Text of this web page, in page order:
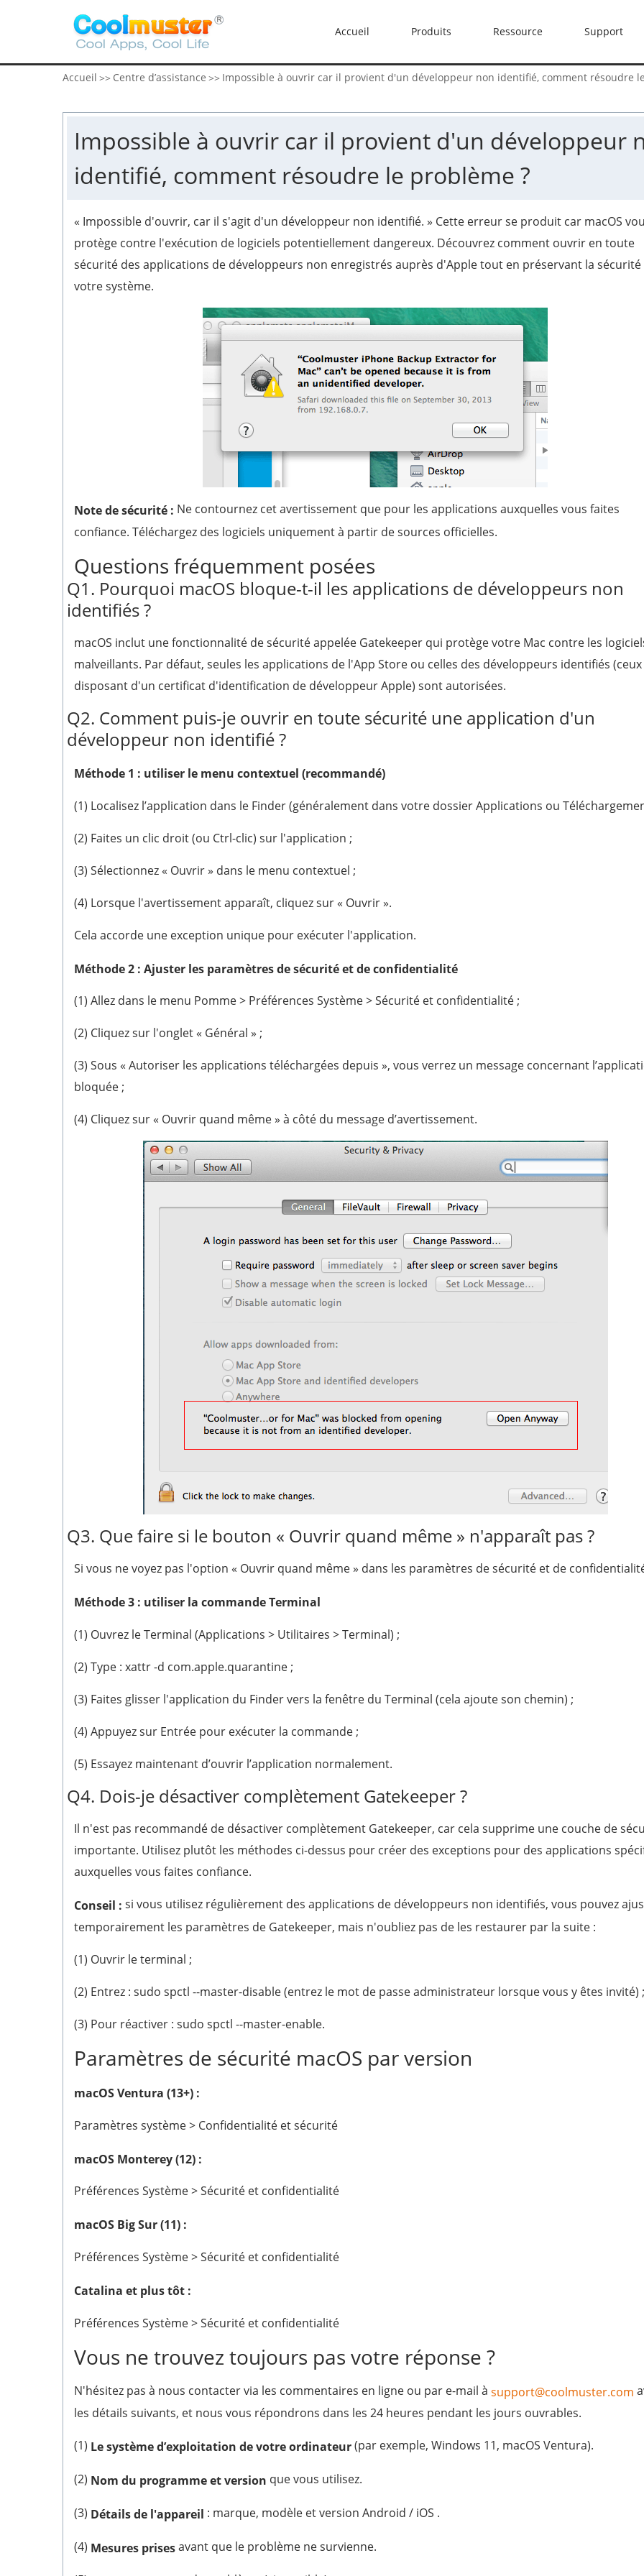
Accueil Produits Ressource Support
Accueil >> Centre d’assistance >> Impossible à ouvrir car il provient d'un développeur non identifié, comment résoudre
Impossible à ouvrir car il provient d'un développeur
identifié, comment résoudre le problème ?
« Impossible d'ouvrir, car il s'agit d'un développeur non identifié. » Cette erreur se produit car macOS
protège contre l'exécution de logiciels potentiellement dangereux. Découvrez comment ouvrir en toute
sécurité des applications de développeurs non enregistrés auprès d'Apple tout en préservant la sécurité
votre système.
Note de sécurité : Ne contournez cet avertissement que pour les applications auxquelles vous faites
confiance. Téléchargez des logiciels uniquement à partir de sources officielles.
Questions fréquemment posées
Q1. Pourquoi macOS bloque-t-il les applications de développeurs non
identifiés ?
macOS inclut une fonctionnalité de sécurité appelée Gatekeeper qui protège votre Mac contre les
malveillants. Par défaut, seules les applications de l'App Store ou celles des développeurs identifiés (ceux
disposant d'un certificat d'identification de développeur Apple) sont autorisées.
Q2. Comment puis-je ouvrir en toute sécurité une application d'un
développeur non identifié ?
Méthode 1 : utiliser le menu contextuel (recommandé)
(1) Localisez l’application dans le Finder (généralement dans votre dossier Applications ou
(2) Faites un clic droit (ou Ctrl-clic) sur l'application ;
(3) Sélectionnez « Ouvrir » dans le menu contextuel ;
(4) Lorsque l'avertissement apparaît, cliquez sur « Ouvrir ».
Cela accorde une exception unique pour exécuter l'application.
Méthode 2 : Ajuster les paramètres de sécurité et de confidentialité
(1) Allez dans le menu Pomme > Préférences Système > Sécurité et confidentialité ;
(2) Cliquez sur l'onglet « Général » ;
(3) Sous « Autoriser les applications téléchargées depuis », vous verrez un message concernant
bloquée ;
(4) Cliquez sur « Ouvrir quand même » à côté du message d’avertissement.
Q3. Que faire si le bouton « Ouvrir quand même » n'apparaît pas ?
Si vous ne voyez pas l'option « Ouvrir quand même » dans les paramètres de sécurité et de
Méthode 3 : utiliser la commande Terminal
(1) Ouvrez le Terminal (Applications > Utilitaires > Terminal) ;
(2) Type : xattr -d com.apple.quarantine ;
(3) Faites glisser l'application du Finder vers la fenêtre du Terminal (cela ajoute son chemin) ;
(4) Appuyez sur Entrée pour exécuter la commande ;
(5) Essayez maintenant d’ouvrir l’application normalement.
Q4. Dois-je désactiver complètement Gatekeeper ?
Il n'est pas recommandé de désactiver complètement Gatekeeper, car cela supprime une couche de
importante. Utilisez plutôt les méthodes ci-dessus pour créer des exceptions pour des applications
auxquelles vous faites confiance.
Conseil : si vous utilisez régulièrement des applications de développeurs non identifiés, vous pouvez
temporairement les paramètres de Gatekeeper, mais n'oubliez pas de les restaurer par la suite :
(1) Ouvrir le terminal ;
(2) Entrez : sudo spctl --master-disable (entrez le mot de passe administrateur lorsque vous y êtes invité) ;
(3) Pour réactiver : sudo spctl --master-enable.
Paramètres de sécurité macOS par version
macOS Ventura (13+) :
Paramètres système > Confidentialité et sécurité
macOS Monterey (12) :
Préférences Système > Sécurité et confidentialité
macOS Big Sur (11) :
Préférences Système > Sécurité et confidentialité
Catalina et plus tôt :
Préférences Système > Sécurité et confidentialité
Vous ne trouvez toujours pas votre réponse ?
N'hésitez pas à nous contacter via les commentaires en ligne ou par e-mail à support@coolmuster.com
les détails suivants, et nous vous répondrons dans les 24 heures pendant les jours ouvrables.
(1) Le système d’exploitation de votre ordinateur(par exemple, Windows 11, macOS Ventura).
(2) Nom du programme et version que vous utilisez.
(3) Détails de l'appareil : marque, modèle et version Android / iOS .
(4) Mesures prisesavant que le problème ne survienne.